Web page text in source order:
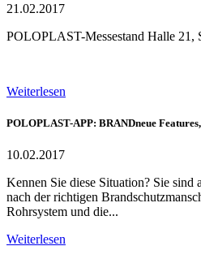
21.02.2017
POLOPLAST-Messestand Halle 21,
Weiterlesen
POLOPLAST-APP: BRANDneue
10.02.2017
Kennen Sie diese Situation? Sie sind
nach der richtigen
Rohrsystem und die...
Weiterlesen